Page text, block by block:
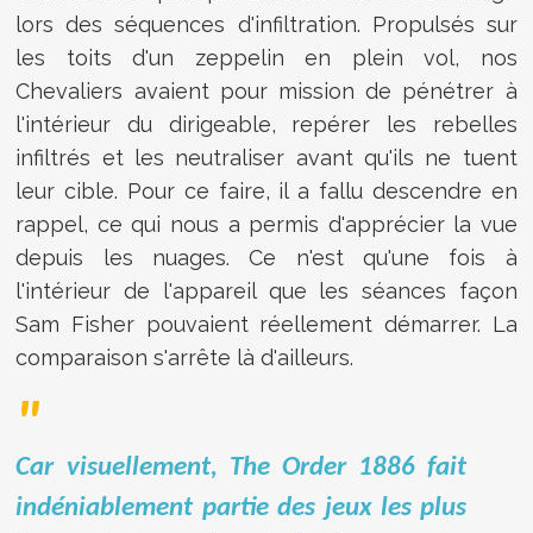
lors des séquences d'infiltration. Propulsés sur
les toits d'un zeppelin en plein vol, nos
Chevaliers avaient pour mission de pénétrer à
l'intérieur du dirigeable, repérer les rebelles
infiltrés et les neutraliser avant qu'ils ne tuent
leur cible. Pour ce faire, il a fallu descendre en
rappel, ce qui nous a permis d'apprécier la vue
depuis les nuages. Ce n'est qu'une fois à
l'intérieur de l'appareil que les séances façon
Sam Fisher pouvaient réellement démarrer. La
comparaison s'arrête là d'ailleurs.
Car visuellement, The Order 1886 fait
indéniablement partie des jeux les plus